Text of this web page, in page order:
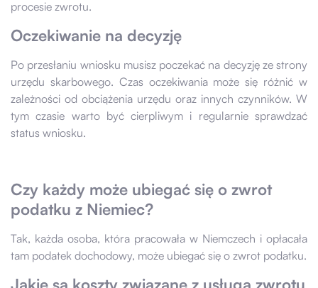
procesie zwrotu.
Oczekiwanie na decyzję
Po przesłaniu wniosku musisz poczekać na decyzję ze strony
urzędu skarbowego. Czas oczekiwania może się różnić w
zależności od obciążenia urzędu oraz innych czynników. W
tym czasie warto być cierpliwym i regularnie sprawdzać
status wniosku.
Czy każdy może ubiegać się o zwrot
podatku z Niemiec?
Tak, każda osoba, która pracowała w Niemczech i opłacała
tam podatek dochodowy, może ubiegać się o zwrot podatku.